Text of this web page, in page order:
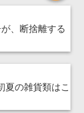
、断捨離する
夏の雑貨類はこ